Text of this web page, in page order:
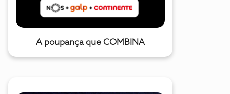
A poupança que COMBINA